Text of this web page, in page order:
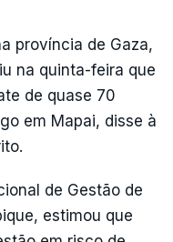
província de Gaza,
na quinta-feira que
de quase 70
em Mapai, disse à
de Gestão de
estimou que